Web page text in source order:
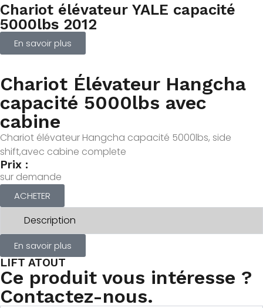
Chariot élévateur YALE capacité
5000lbs 2012
En savoir plus
Chariot Élévateur Hangcha
capacité 5000lbs avec
cabine
Chariot élévateur Hangcha capacité 5000lbs, side
shift,avec cabine complete
Prix :
sur demande
ACHETER
Description
En savoir plus
LIFT ATOUT
Ce produit vous intéresse ?
Contactez-nous.